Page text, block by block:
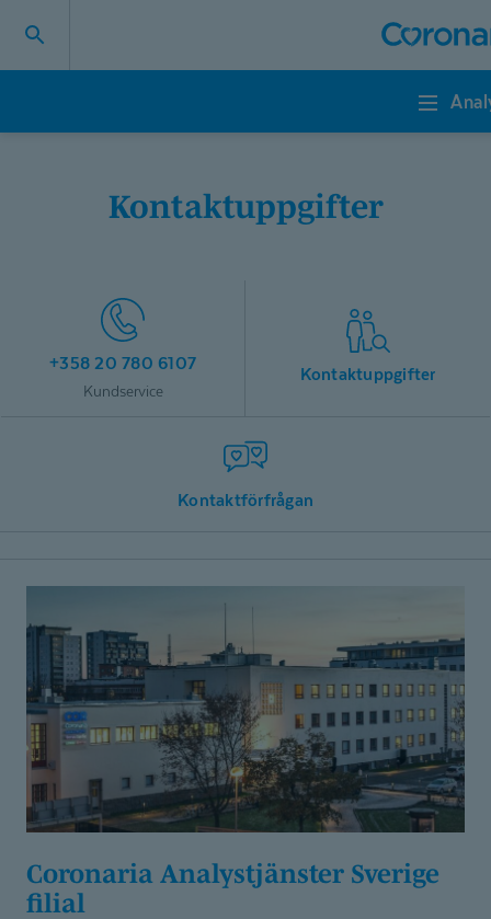
Kontaktuppgifter
+358 20 780 6107
Kundservice
Kontaktuppgifter
Kontaktförfrågan
Coronaria Analystjänster Sverige
filial